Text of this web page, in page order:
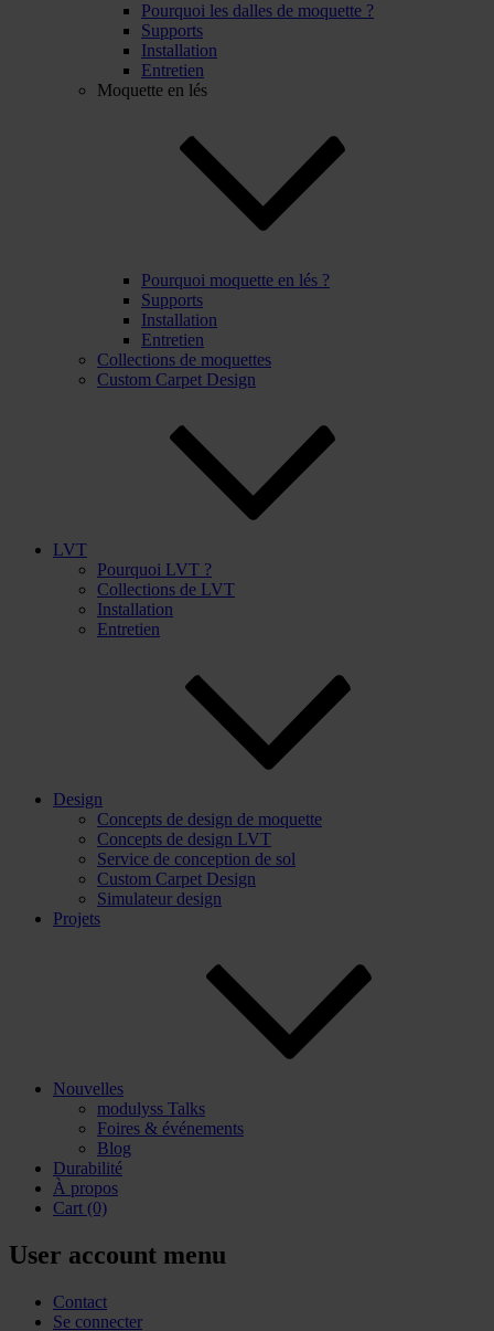
Pourquoi les dalles de moquette ?
Supports
Installation
Entretien
Moquette en lés
Pourquoi moquette en lés ?
Supports
Installation
Entretien
Collections de moquettes
Custom Carpet Design
LVT
Pourquoi LVT ?
Collections de LVT
Installation
Entretien
Design
Concepts de design de moquette
Concepts de design LVT
Service de conception de sol
Custom Carpet Design
Simulateur design
Projets
Nouvelles
modulyss Talks
Foires & événements
Blog
Durabilité
À propos
Cart (0)
User account menu
Contact
Se connecter